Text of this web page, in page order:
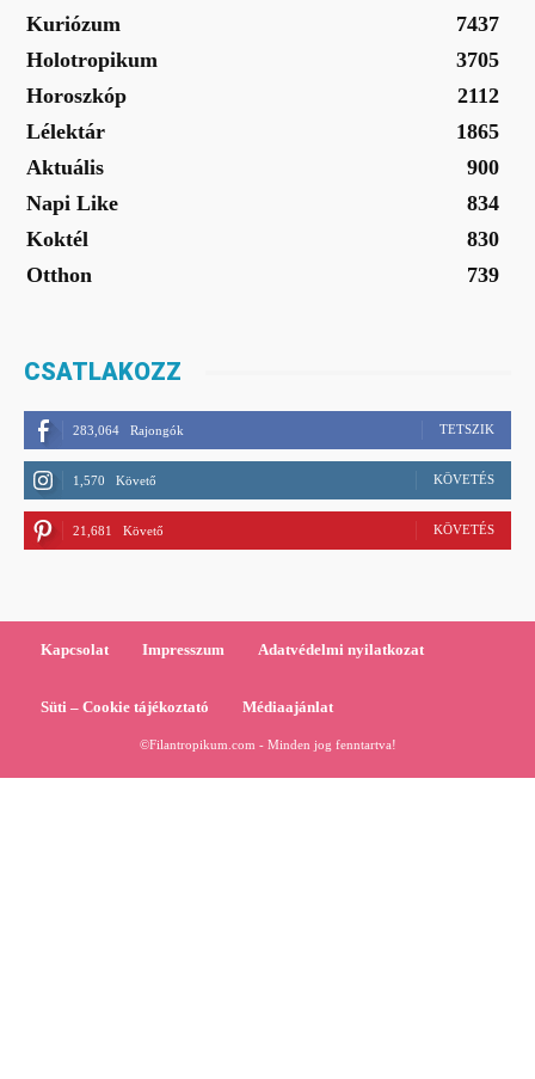
Kuriózum
7437
Holotropikum
3705
Horoszkóp
2112
Lélektár
1865
Aktuális
900
Napi Like
834
Koktél
830
Otthon
739
CSATLAKOZZ
283,064 Rajongók TETSZIK
1,570 Követő KÖVETÉS
21,681 Követő KÖVETÉS
Kapcsolat Impresszum Adatvédelmi nyilatkozat
Süti – Cookie tájékoztató Médiaajánlat
©Filantropikum.com - Minden jog fenntartva!